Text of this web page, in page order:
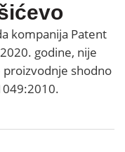
kompanija Patent
godine, nije
shodno